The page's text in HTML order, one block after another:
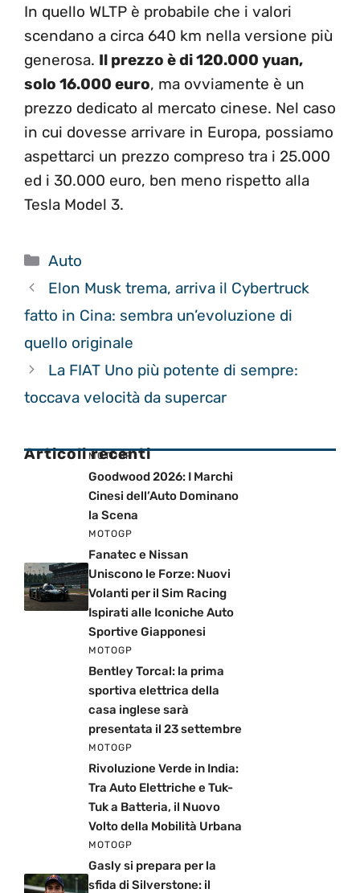
In quello WLTP è probabile che i valori
scendano a circa 640 km nella versione più
generosa. Il prezzo è di 120.000 yuan,
solo 16.000 euro, ma ovviamente è un
prezzo dedicato al mercato cinese. Nel caso
in cui dovesse arrivare in Europa, possiamo
aspettarci un prezzo compreso tra i 25.000
ed i 30.000 euro, ben meno rispetto alla
Tesla Model 3.
Categorie
Auto
Elon Musk trema, arriva il Cybertruck
fatto in Cina: sembra un’evoluzione di
quello originale
La FIAT Uno più potente di sempre:
toccava velocità da supercar
Articoli recenti
MOTOGP
Goodwood 2026: I Marchi
Cinesi dell’Auto Dominano
la Scena
MOTOGP
Fanatec e Nissan
Uniscono le Forze: Nuovi
Volanti per il Sim Racing
Ispirati alle Iconiche Auto
Sportive Giapponesi
MOTOGP
Bentley Torcal: la prima
sportiva elettrica della
casa inglese sarà
presentata il 23 settembre
MOTOGP
Rivoluzione Verde in India:
Tra Auto Elettriche e Tuk-
Tuk a Batteria, il Nuovo
Volto della Mobilità Urbana
MOTOGP
Gasly si prepara per la
sfida di Silverstone: il